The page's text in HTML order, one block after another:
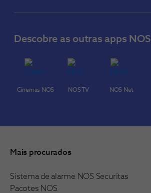
Descobre as outras apps NOS
Cinemas NOS NOS TV NOS Net
Mais procurados
Sistema de alarme NOS Securitas
Pacotes NOS